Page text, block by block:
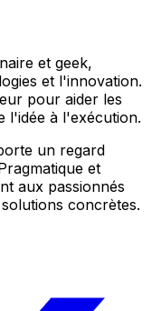
et geek,
et l'innovation.
pour aider les
l'idée à l'exécution.
un regard
et
aux passionnés
concrètes.